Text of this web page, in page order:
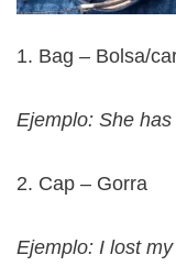
1. Bag – Bolsa/
Ejemplo: She
2. Cap – Gorra
Ejemplo: I lost